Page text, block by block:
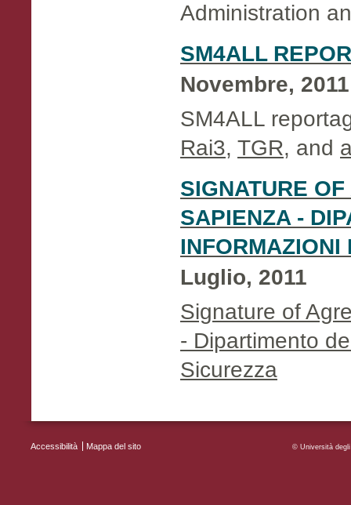
Administration
SM4ALL
Novembre, 2011
SM4ALL
Rai3, TGR, and
SIGNATURE
SAPIENZA -
INFORMAZIONI
Luglio, 2011
Signature of
- Dipartimento
Sicurezza
© Università degli
MENU FOOTER
Accessibilità Mappa del sito